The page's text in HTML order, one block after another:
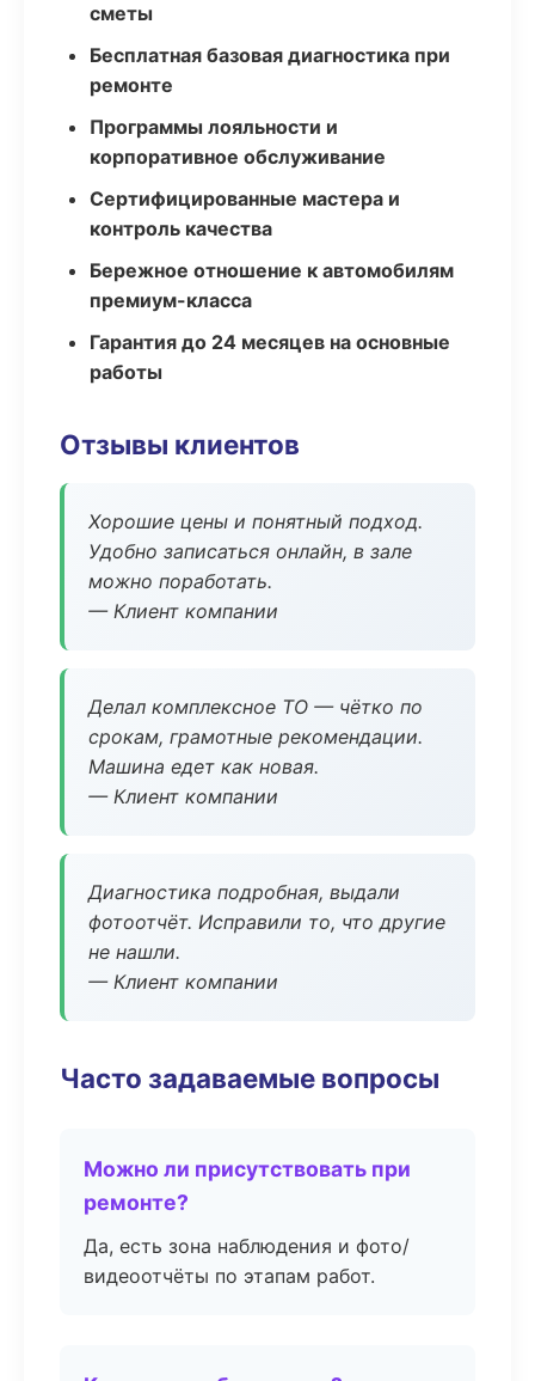
сметы
Бесплатная базовая диагностика при
ремонте
Программы лояльности и
корпоративное обслуживание
Сертифицированные мастера и
контроль качества
Бережное отношение к автомобилям
премиум-класса
Гарантия до 24 месяцев на основные
работы
Отзывы клиентов
Хорошие цены и понятный подход.
Удобно записаться онлайн, в зале
можно поработать.
— Клиент компании
Делал комплексное ТО — чётко по
срокам, грамотные рекомендации.
Машина едет как новая.
— Клиент компании
Диагностика подробная, выдали
фотоотчёт. Исправили то, что другие
не нашли.
— Клиент компании
Часто задаваемые вопросы
Можно ли присутствовать при
ремонте?
Да, есть зона наблюдения и фото/
видеоотчёты по этапам работ.